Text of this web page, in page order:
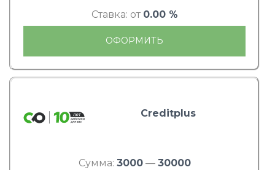
Ставка: от 0.00 %
ОФОРМИТЬ
Creditplus
Сумма: 3000— 30000